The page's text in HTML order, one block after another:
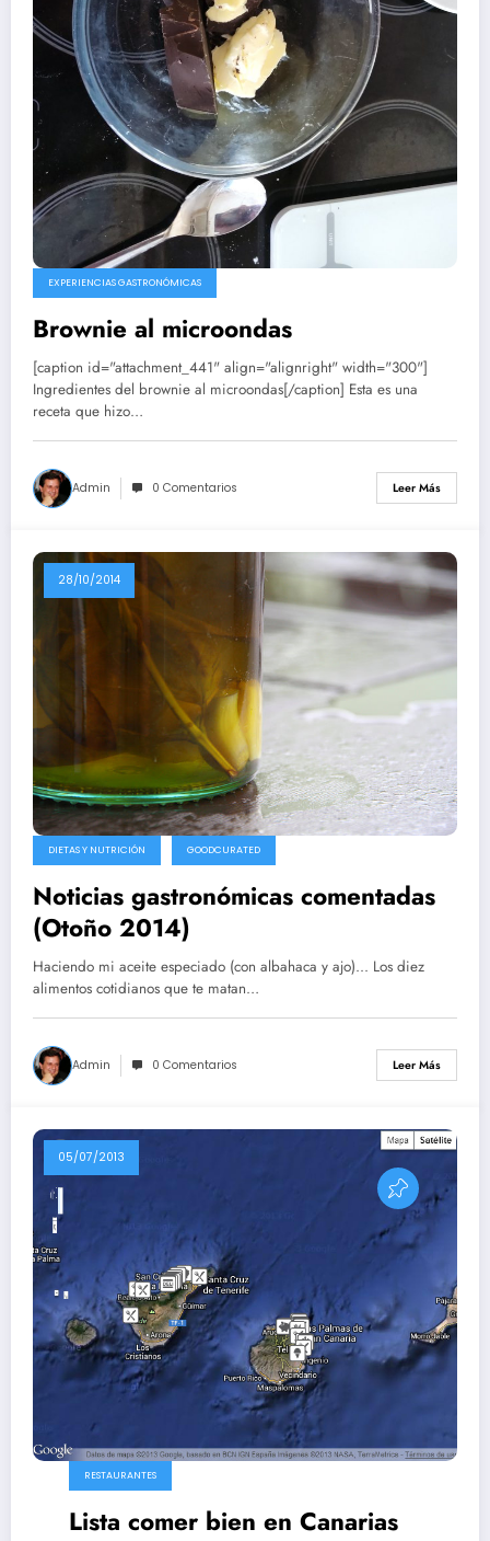
EXPERIENCIAS GASTRONÓMICAS
Brownie al microondas
[caption id="attachment_441" align="alignright" width="300"]
Ingredientes del brownie al microondas[/caption] Esta es una
receta que hizo…
Admin 0 Comentarios Leer Más
28/10/2014
DIETAS Y NUTRICIÓN GOODCURATED
Noticias gastronómicas comentadas
(Otoño 2014)
Haciendo mi aceite especiado (con albahaca y ajo)... Los diez
alimentos cotidianos que te matan…
Admin 0 Comentarios Leer Más
05/07/2013
RESTAURANTES
Lista comer bien en Canarias